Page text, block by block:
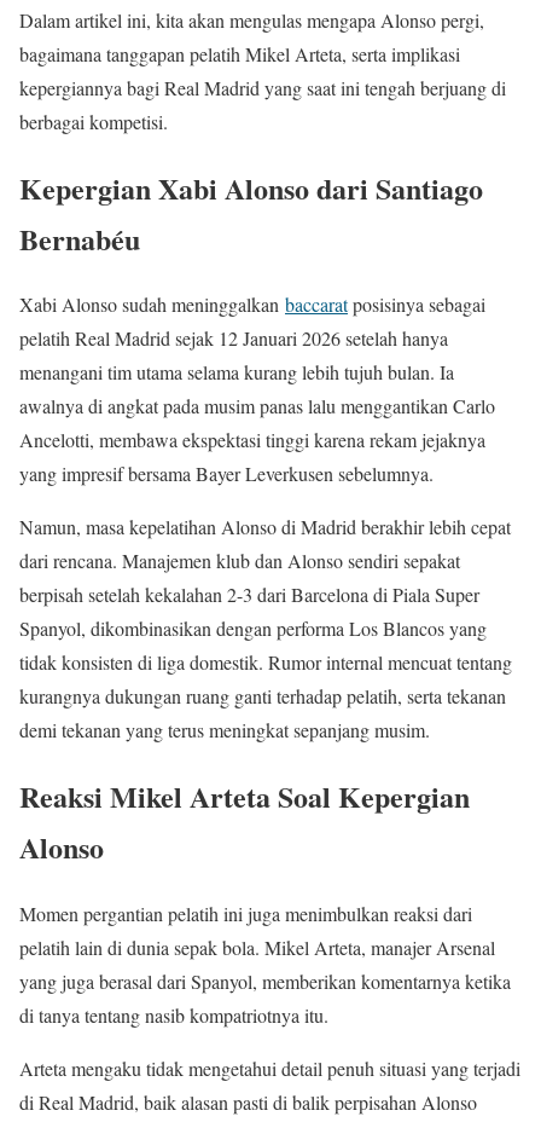
Dalam artikel ini, kita akan mengulas mengapa Alonso pergi,
bagaimana tanggapan pelatih Mikel Arteta, serta implikasi
kepergiannya bagi Real Madrid yang saat ini tengah berjuang di
berbagai kompetisi.
Kepergian Xabi Alonso dari Santiago
Bernabéu
Xabi Alonso sudah meninggalkan baccaratposisinya sebagai
pelatih Real Madrid sejak 12 Januari 2026 setelah hanya
menangani tim utama selama kurang lebih tujuh bulan. Ia
awalnya di angkat pada musim panas lalu menggantikan Carlo
Ancelotti, membawa ekspektasi tinggi karena rekam jejaknya
yang impresif bersama Bayer Leverkusen sebelumnya.
Namun, masa kepelatihan Alonso di Madrid berakhir lebih cepat
dari rencana. Manajemen klub dan Alonso sendiri sepakat
berpisah setelah kekalahan 2-3 dari Barcelona di Piala Super
Spanyol, dikombinasikan dengan performa Los Blancos yang
tidak konsisten di liga domestik. Rumor internal mencuat tentang
kurangnya dukungan ruang ganti terhadap pelatih, serta tekanan
demi tekanan yang terus meningkat sepanjang musim.
Reaksi Mikel Arteta Soal Kepergian
Alonso
Momen pergantian pelatih ini juga menimbulkan reaksi dari
pelatih lain di dunia sepak bola. Mikel Arteta, manajer Arsenal
yang juga berasal dari Spanyol, memberikan komentarnya ketika
di tanya tentang nasib kompatriotnya itu.
Arteta mengaku tidak mengetahui detail penuh situasi yang terjadi
di Real Madrid, baik alasan pasti di balik perpisahan Alonso